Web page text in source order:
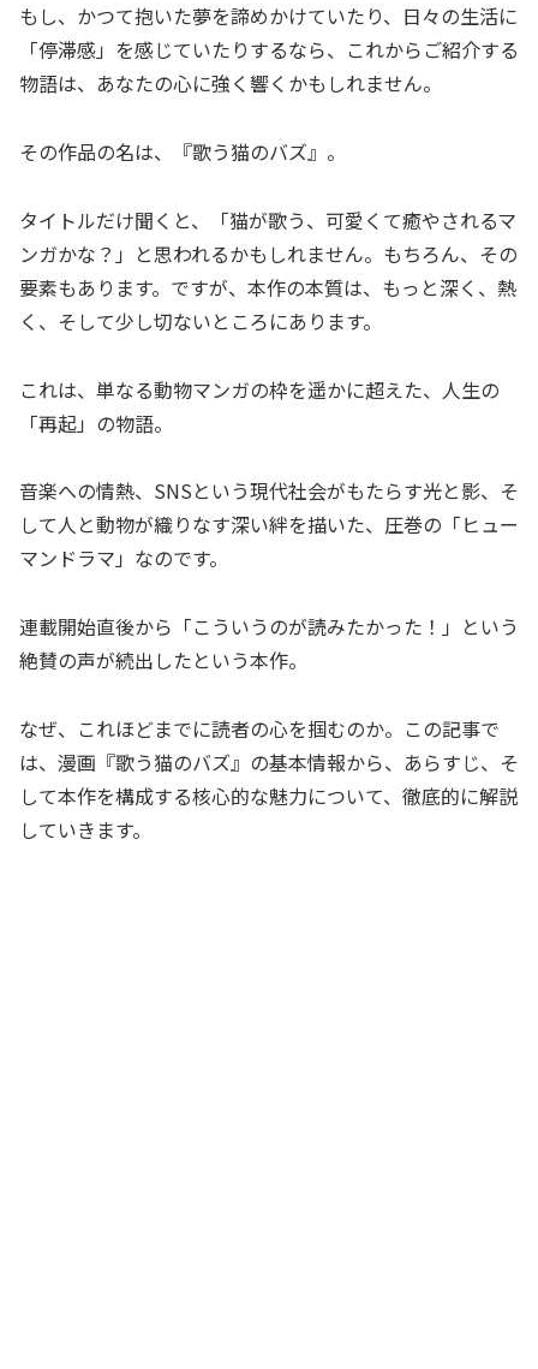
もし、かつて抱いた夢を諦めかけていたり、日々の生活に
「停滞感」を感じていたりするなら、これからご紹介する
物語は、あなたの心に強く響くかもしれません。
その作品の名は、『歌う猫のバズ』。
タイトルだけ聞くと、「猫が歌う、可愛くて癒やされるマ
ンガかな？」と思われるかもしれません。もちろん、その
要素もあります。ですが、本作の本質は、もっと深く、熱
く、そして少し切ないところにあります。
これは、単なる動物マンガの枠を遥かに超えた、人生の
「再起」の物語。
音楽への情熱、SNSという現代社会がもたらす光と影、そ
して人と動物が織りなす深い絆を描いた、圧巻の「ヒュー
マンドラマ」なのです。
連載開始直後から「こういうのが読みたかった！」という
絶賛の声が続出したという本作。
なぜ、これほどまでに読者の心を掴むのか。この記事で
は、漫画『歌う猫のバズ』の基本情報から、あらすじ、そ
して本作を構成する核心的な魅力について、徹底的に解説
していきます。